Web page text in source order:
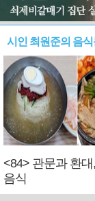
시인 최원준의 음
<84> 관문과 환
음식